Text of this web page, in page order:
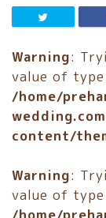
Warning:
value of
/home/
content/
Warning:
value of